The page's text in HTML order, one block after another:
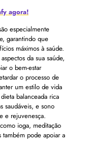
agora!
especialmente
garantindo que
máximos à saúde.
da sua saúde,
o bem-estar
o processo de
um estilo de vida
balanceada rica
saudáveis, e sono
e rejuvenesça.
ioga, meditação
também pode apoiar a